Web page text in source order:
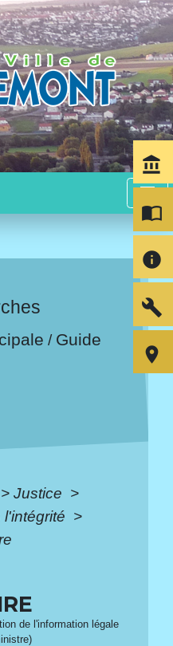
menu
/ Guide
> Justice >
l'intégrité >
de l'information légale
account_balance
import_contacts
info
build
room